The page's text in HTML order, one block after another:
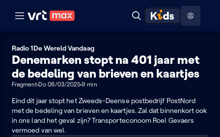
Naar hoofdinhoud Naar audiodescriptie Naar help
Zoeken
ontdekken
Radio 1De Wereld Vandaag
Denemarken stopt na 401 jaar met
de bedeling van brieven en kaartjes
FragmentDo 06/03/20259 min
Eind dit jaar stopt het Zweeds-Deense postbedrijf PostNord
met de bedeling van brieven en kaartjes. Zal dat binnenkort ook
in ons land het geval zijn? Transporteconoom Roel Gevaers
vermoed van wel.